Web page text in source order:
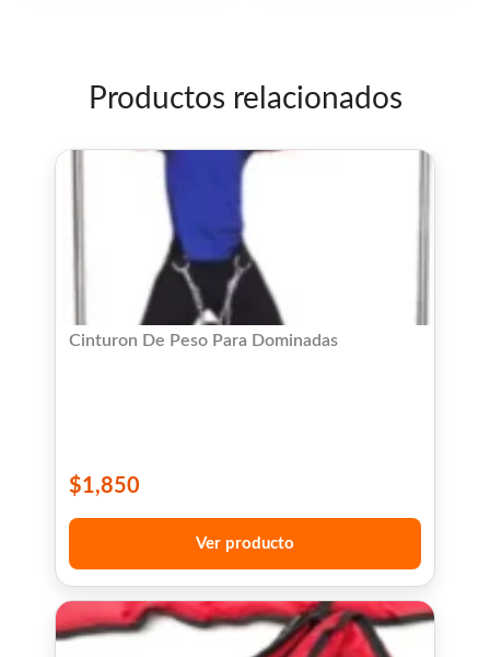
Productos relacionados
Cinturon De Peso Para Dominadas
$1,850
Ver producto